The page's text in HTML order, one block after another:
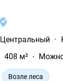
Центральный ·
408 м²
Возле леса